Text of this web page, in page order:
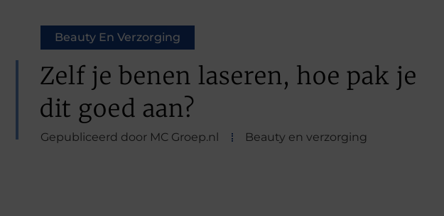
Beauty En Verzorging
Zelf je benen laseren, hoe pak je
dit goed aan?
Gepubliceerd door MC Groep.nl Beauty en verzorging